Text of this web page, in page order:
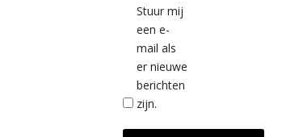
Stuur mij
een e-
mail als
er nieuwe
berichten
zijn.